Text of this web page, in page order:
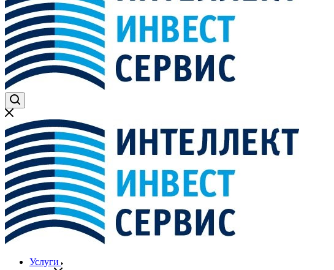
Услуги